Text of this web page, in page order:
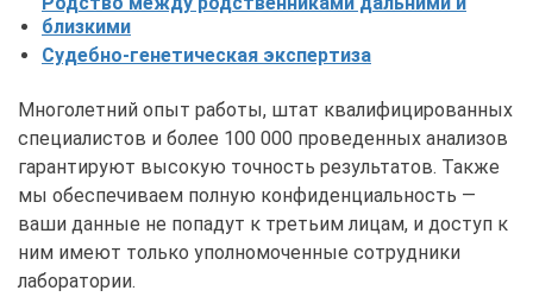
близкими
Судебно-генетическая экспертиза
Многолетний опыт работы, штат квалифицированных
специалистов и более 100 000 проведенных анализов
гарантируют высокую точность результатов. Также
мы обеспечиваем полную конфиденциальность —
ваши данные не попадут к третьим лицам, и доступ к
ним имеют только уполномоченные сотрудники
лаборатории.